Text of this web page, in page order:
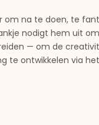
om na te doen, te
nodigt hem uit
— om de
te ontwikkelen via het